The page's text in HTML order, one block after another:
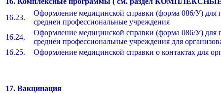
16.23.
Оформление медицинской справки (форма 086/У)
среднеи профессиональные учреждения
16.24.
Оформление медицинской справки (форма 086/У)
среднеи профессиональные учреждения для
16.25.
Оформление медицинской справки о контактах для
17. Вакцинация